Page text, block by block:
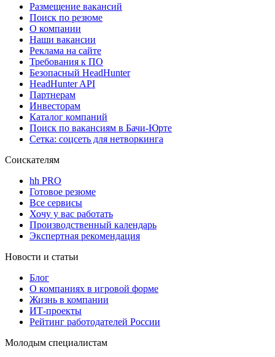
Размещение вакансий
Поиск по резюме
О компании
Наши вакансии
Реклама на сайте
Требования к ПО
Безопасный HeadHunter
HeadHunter API
Партнерам
Инвесторам
Каталог компаний
Поиск по вакансиям в Бачи-Юрте
Сетка: соцсеть для нетворкинга
Соискателям
hh PRO
Готовое резюме
Все сервисы
Хочу у вас работать
Производственный календарь
Экспертная рекомендация
Новости и статьи
Блог
О компаниях в игровой форме
Жизнь в компании
ИТ-проекты
Рейтинг работодателей России
Молодым специалистам